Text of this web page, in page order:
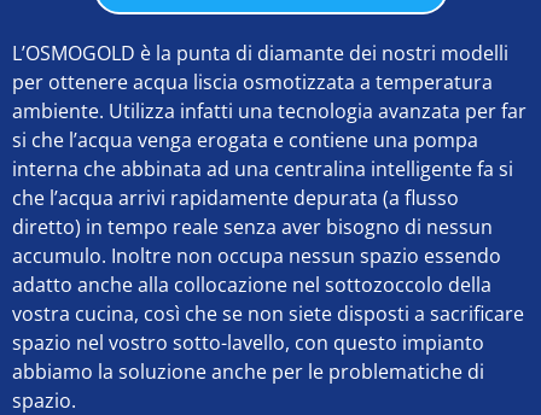
L’OSMOGOLD è la punta di diamante dei nostri modelli
per ottenere acqua liscia osmotizzata a temperatura
ambiente. Utilizza infatti una tecnologia avanzata per far
si che l’acqua venga erogata e contiene una pompa
interna che abbinata ad una centralina intelligente fa si
che l’acqua arrivi rapidamente depurata (a flusso
diretto) in tempo reale senza aver bisogno di nessun
accumulo. Inoltre non occupa nessun spazio essendo
adatto anche alla collocazione nel sottozoccolo della
vostra cucina, così che se non siete disposti a sacrificare
spazio nel vostro sotto-lavello, con questo impianto
abbiamo la soluzione anche per le problematiche di
spazio.